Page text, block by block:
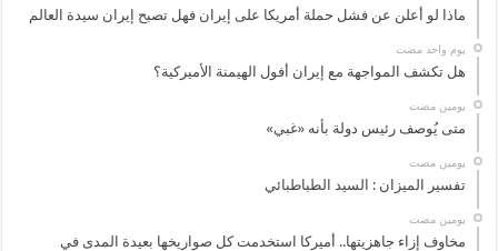
ماذا لو أعلن عن فشل حملة أمريكا على إيران فهل تصبح إيران سيدة العالم
‏يوم واحد مضت
هل تكشف المواجهة مع إيران أفول الهيمنة الأميركية؟
‏يومين مضت
متى يُوصف رئيس دولة بأنه «غبي»
‏يومين مضت
تفسير الميزان : السيد الطباطبائي
‏يومين مضت
مخاوف إزاء جاهزيتها.. أميركا استخدمت كل صواريخها بعيدة المدى في